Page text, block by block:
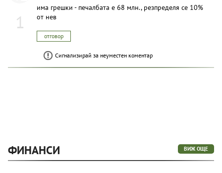
1
има грешки - печалбата е 68 млн., резпределя се 10%
от нев
отговор
Сигнализирай за неуместен коментар
ФИНАНСИ ВИЖ ОЩЕ